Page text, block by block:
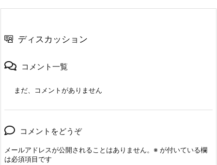
ディスカッション
コメント一覧
まだ、コメントがありません
コメントをどうぞ
メールアドレスが公開されることはありません。 ※ が付いている欄
は必須項目です